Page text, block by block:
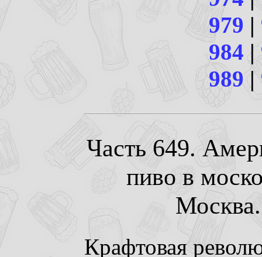
979 |
984 |
989|
Часть 649.
пиво в
Крафтовая